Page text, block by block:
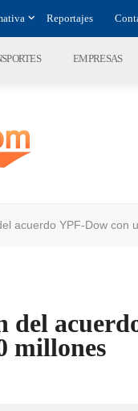
Reportajes
EMPRESAS
acuerdo YPF-Dow con
del
millones